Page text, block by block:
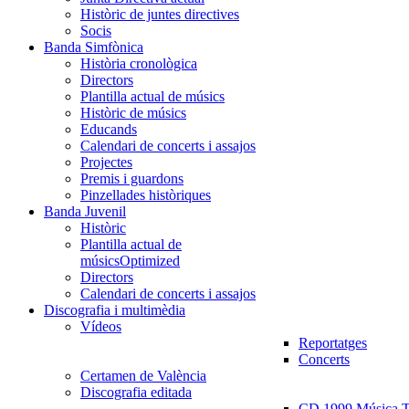
Històric de juntes directives
Socis
Banda Simfònica
Història cronològica
Directors
Plantilla actual de músics
Històric de músics
Educands
Calendari de concerts i assajos
Projectes
Premis i guardons
Pinzellades històriques
Banda Juvenil
Històric
Plantilla actual de
músicsOptimized
Directors
Calendari de concerts i assajos
Discografia i multimèdia
Vídeos
Reportatges
Concerts
Certamen de València
Discografia editada